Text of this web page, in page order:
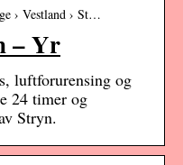
› Vestland › St…
– Yr
luftforurensing og
24 timer og
Stryn.